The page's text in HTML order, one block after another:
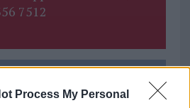
Process My Personal
7512
nel canale telegram di